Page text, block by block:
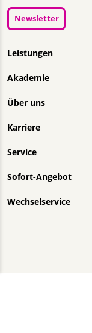
Navigation
Leistungen
Akademie
Über uns
Karriere
Service
Sofort-Angebot
Wechselservice
Newsletter